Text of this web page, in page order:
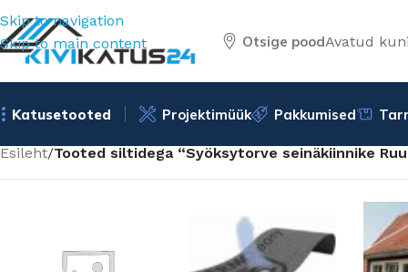
Skip to navigation
Skip to main content
Otsige poodAvatud
Katusetooted Projektimüük Pakkumised
Esileht/Tooted siltidega “Syöksytorve seinäkiinnike